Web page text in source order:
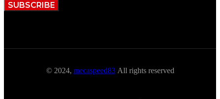
SUBSCRIBE
© 2024, mecaspeed83All rights reserved